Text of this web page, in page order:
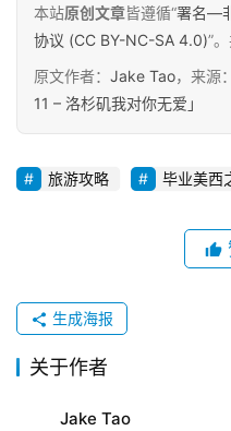
本站原创文章皆遵循“署名—
协议 (CC BY-NC-SA 4.0)”
原文作者： Jake Tao，来源：
11 – 洛杉矶我对你无爱」
旅游攻略 毕业美西
生成海报
关于作者
Jake Tao